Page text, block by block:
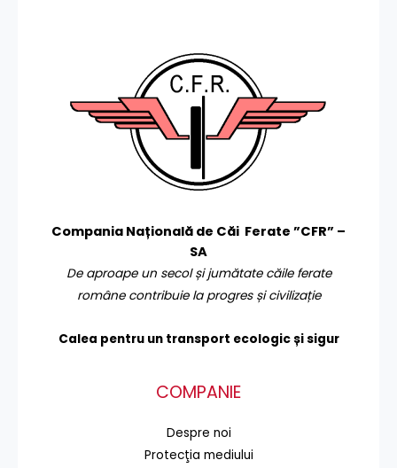
Compania Națională de Căi Ferate ”CFR” –
SA
De aproape un secol și jumătate căile ferate
române contribuie la progres și civilizație
Calea pentru un transport ecologic și sigur
COMPANIE
Despre noi
Protecţia mediului